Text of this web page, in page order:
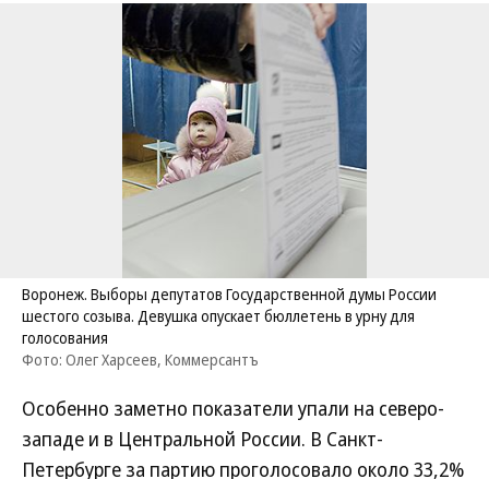
Воронеж. Выборы депутатов Государственной думы России
шестого созыва. Девушка опускает бюллетень в урну для
голосования
Фото: Олег Харсеев, Коммерсантъ
Особенно заметно показатели упали на северо-
западе и в Центральной России. В Санкт-
Петербурге за партию проголосовало около 33,2%